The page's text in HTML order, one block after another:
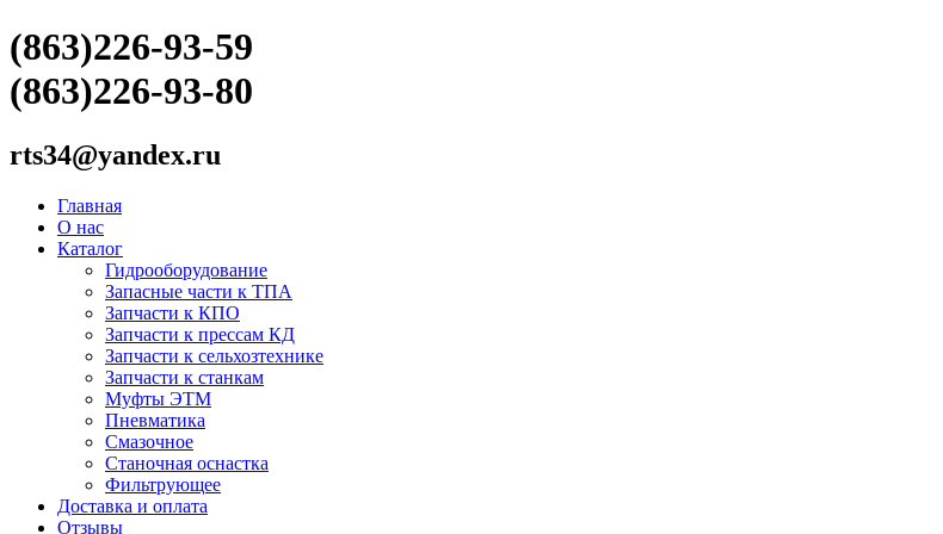
(863)226-93-59
(863)226-93-80
rts34@yandex.ru
Главная
О нас
Каталог
Гидрооборудование
Запасные части к ТПА
Запчасти к КПО
Запчасти к прессам КД
Запчасти к сельхозтехнике
Запчасти к станкам
Муфты ЭТМ
Пневматика
Смазочное
Станочная оснастка
Фильтрующее
Доставка и оплата
Отзывы